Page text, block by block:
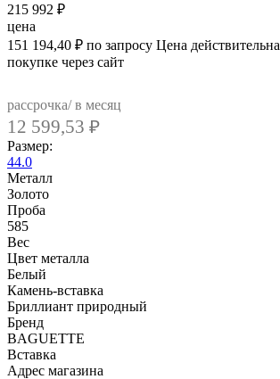
215 992 ₽
цена
151 194,40 ₽ по запросу Цена
покупке через сайт
рассрочка/ в месяц
12 599,53 ₽
Размер:
44.0
Металл
Золото
Проба
585
Вес
Цвет металла
Белый
Камень-вставка
Бриллиант природный
Бренд
BAGUETTE
Вcтавка
Адрес магазина